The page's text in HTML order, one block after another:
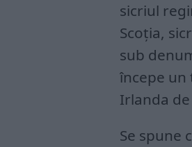
sicriul
Scoția,
sub
începe un
Irlanda
Se spune